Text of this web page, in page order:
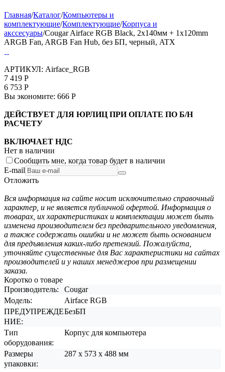
Главная/Каталог/Компьютеры и
комплектующие/Комплектующие/Корпуса и
акссесуары/Cougar Airface RGB Black, 2х140мм + 1x120mm
ARGB Fan, ARGB Fan Hub, без БП, черный, ATX
АРТИКУЛ: Airface_RGB
7 419 Р
6 753 Р
Вы экономите: 666 Р
ДЕЙСТВУЕТ ДЛЯ ЮРЛИЦ ПРИ ОПЛАТЕ ПО Б/Н
РАСЧЕТУ
ВКЛЮЧАЕТ НДС
Нет в наличии
Сообщить мне, когда товар будет в наличии
E-mail
Отложить
Вся информация на сайте носит исключительно справочный
характер, и не является публичной офертой. Информация о
товарах, их характеристиках и комплектации может быть
изменена производителем без предварительного уведомления,
а также содержать ошибки и не может быть основанием
для предъявления каких-либо претензий. Пожалуйста,
уточняйте существенные для Вас характеристики на сайтах
производителей и у наших менеджеров при размещении
заказа.
Коротко о товаре
Производитель:
Cougar
Модель:
Airface RGB
ПРЕДУПРЕЖДЕ
НИЕ:
БезБП
Тип
оборудования:
Корпус для компьютера
Размеры
упаковки:
287 х 573 х 488 мм